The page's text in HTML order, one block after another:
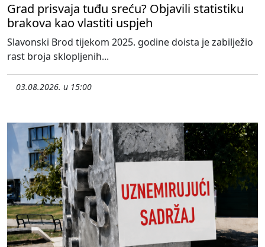
Grad prisvaja tuđu sreću? Objavili statistiku
brakova kao vlastiti uspjeh
Slavonski Brod tijekom 2025. godine doista je zabilježio
rast broja sklopljenih...
03.08.2026. u 15:00